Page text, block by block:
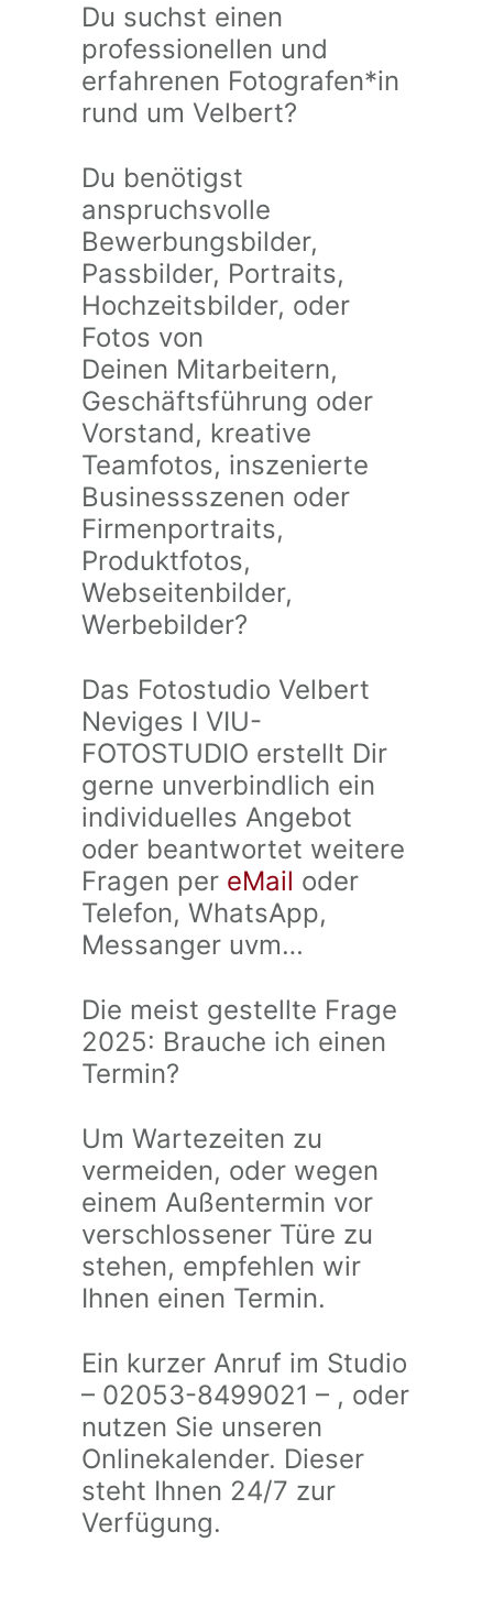
Du suchst einen
professionellen und
erfahrenen Fotografen*in
rund um Velbert?
Du benötigst
anspruchsvolle
Bewerbungsbilder,
Passbilder, Portraits,
Hochzeitsbilder, oder
Fotos von
Deinen Mitarbeitern,
Geschäftsführung oder
Vorstand, kreative
Teamfotos, inszenierte
Businessszenen oder
Firmenportraits,
Produktfotos,
Webseitenbilder,
Werbebilder?
Das Fotostudio Velbert
Neviges I VIU-
FOTOSTUDIO erstellt Dir
gerne unverbindlich ein
individuelles Angebot
oder beantwortet weitere
Fragen per eMail oder
Telefon, WhatsApp,
Messanger uvm…
Die meist gestellte Frage
2025: Brauche ich einen
Termin?
Um Wartezeiten zu
vermeiden, oder wegen
einem Außentermin vor
verschlossener Türe zu
stehen, empfehlen wir
Ihnen einen Termin.
Ein kurzer Anruf im Studio
– 02053-8499021 – , oder
nutzen Sie unseren
Onlinekalender. Dieser
steht Ihnen 24/7 zur
Verfügung.